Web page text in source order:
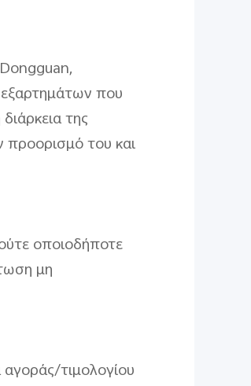
που
της
προορισμό του και
οποιοδήποτε
μη
τιμολογίου